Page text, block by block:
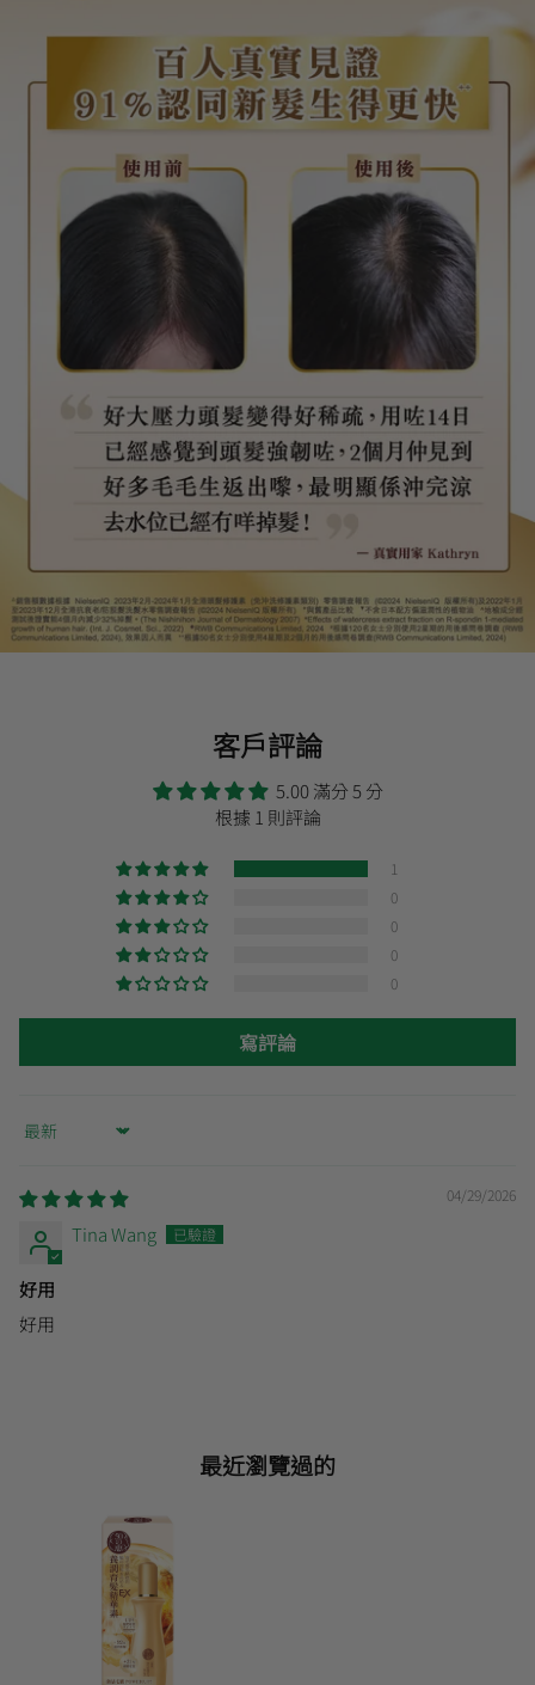
客戶評論
5.00 滿分 5 分
根據 1 則評論
1
0
0
0
0
寫評論
Sort by
04/29/2026
Tina Wang
好用
好用
最近瀏覽過的